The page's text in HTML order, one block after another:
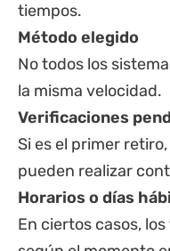
tiempos.
Método elegido
No todos los
la misma velocidad.
Verificaciones
Si es el primer
pueden realizar
Horarios o días
En ciertos casos,